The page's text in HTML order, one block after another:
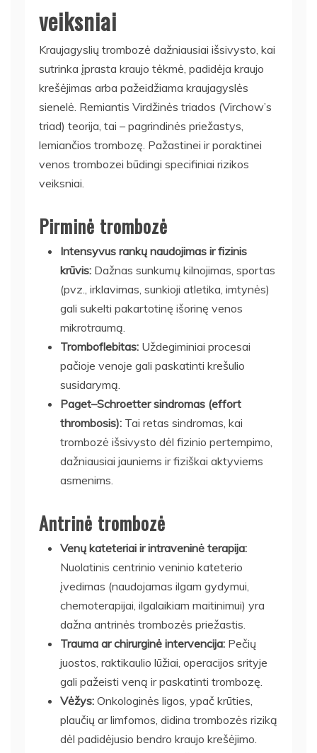
veiksniai
Kraujagyslių trombozė dažniausiai išsivysto, kai
sutrinka įprasta kraujo tėkmė, padidėja kraujo
krešėjimas arba pažeidžiama kraujagyslės
sienelė. Remiantis Virdžinės triados (Virchow’s
triad) teorija, tai – pagrindinės priežastys,
lemiančios trombozę. Pažastinei ir poraktinei
venos trombozei būdingi specifiniai rizikos
veiksniai.
Pirminė trombozė
Intensyvus rankų naudojimas ir fizinis
krūvis: Dažnas sunkumų kilnojimas, sportas
(pvz., irklavimas, sunkioji atletika, imtynės)
gali sukelti pakartotinę išorinę venos
mikrotraumą.
Tromboflebitas: Uždegiminiai procesai
pačioje venoje gali paskatinti krešulio
susidarymą.
Paget–Schroetter sindromas (effort
thrombosis): Tai retas sindromas, kai
trombozė išsivysto dėl fizinio pertempimo,
dažniausiai jauniems ir fiziškai aktyviems
asmenims.
Antrinė trombozė
Venų kateteriai ir intraveninė terapija:
Nuolatinis centrinio veninio kateterio
įvedimas (naudojamas ilgam gydymui,
chemoterapijai, ilgalaikiam maitinimui) yra
dažna antrinės trombozės priežastis.
Trauma ar chirurginė intervencija: Pečių
juostos, raktikaulio lūžiai, operacijos srityje
gali pažeisti veną ir paskatinti trombozę.
Vėžys: Onkologinės ligos, ypač krūties,
plaučių ar limfomos, didina trombozės riziką
dėl padidėjusio bendro kraujo krešėjimo.